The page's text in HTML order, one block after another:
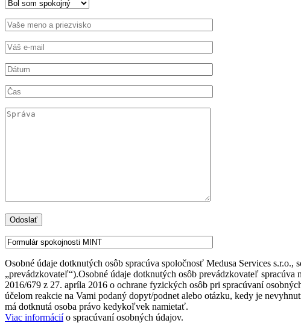
Osobné údaje dotknutých osôb spracúva spoločnosť Medusa Services
„prevádzkovateľ“).Osobné údaje dotknutých osôb prevádzkovateľ
2016/679 z 27. apríla 2016 o ochrane fyzických osôb pri spracúvaní
účelom reakcie na Vami podaný dopyt/podnet alebo otázku, kedy je
má dotknutá osoba právo kedykoľvek namietať.
Viac informáciío spracúvaní osobných údajov.